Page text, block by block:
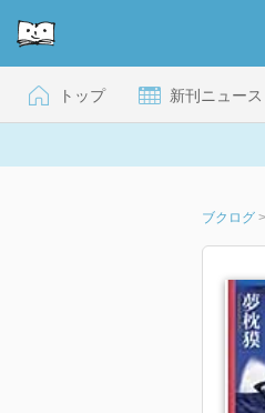
トップ 新刊ニュース
ブクログ >